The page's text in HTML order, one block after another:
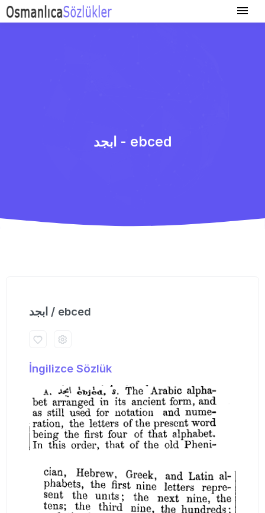
ابجد - ebced
ابجد / ebced
İngilizce Sözlük